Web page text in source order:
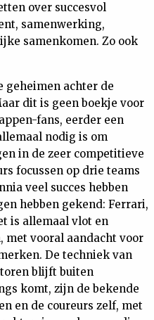
over succesvol
samenwerking,
samenkomen. Zo ook
geheimen achter de
dit is geen boekje voor
fans, eerder een
nodig is om
in de zeer competitieve
focussen op drie teams
veel succes hebben
hebben gekend: Ferrari,
is allemaal vlot en
vooral aandacht voor
De techniek van
blijft buiten
komt, zijn de bekende
en de coureurs zelf, met